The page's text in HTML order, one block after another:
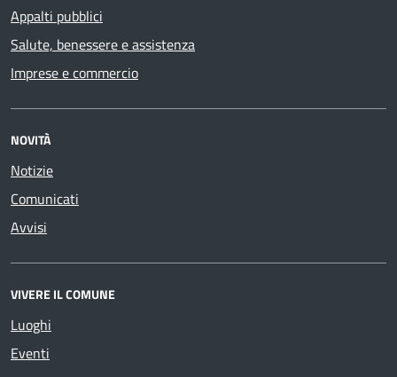
Appalti pubblici
Salute, benessere e assistenza
Imprese e commercio
NOVITÀ
Notizie
Comunicati
Avvisi
VIVERE IL COMUNE
Luoghi
Eventi